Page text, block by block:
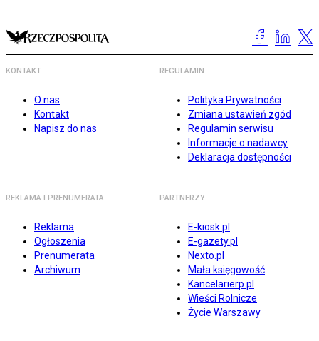
KONTAKT
O nas
Kontakt
Napisz do nas
REGULAMIN
Polityka Prywatności
Zmiana ustawień zgód
Regulamin serwisu
Informacje o nadawcy
Deklaracja dostępności
REKLAMA I PRENUMERATA
Reklama
Ogłoszenia
Prenumerata
Archiwum
PARTNERZY
E-kiosk.pl
E-gazety.pl
Nexto.pl
Mała księgowość
Kancelarierp.pl
Wieści Rolnicze
Życie Warszawy